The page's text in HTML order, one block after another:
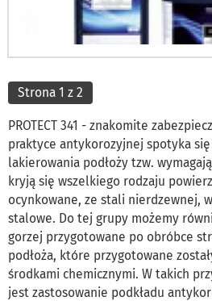
Strona 1 z 2
PROTECT 341 - znakomite
praktyce antykorozyjnej spotyka
lakierowania podłoży tzw.
kryją się wszelkiego rodzaju
ocynkowane, ze stali nierdzewnej,
stalowe. Do tej grupy możemy
gorzej przygotowane po obróbce
podłoża, które przygotowane
środkami chemicznymi. W takich
jest zastosowanie podkładu